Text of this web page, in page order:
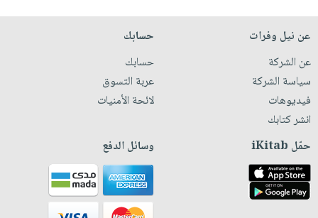
عن نيل وفرات
عن الشركة
سياسة الشركة
فيديوهات
انشر كتابك
حسابك
حسابك
عربة التسوق
لائحة الأمنيات
حمّل iKitab وسائل الدفع